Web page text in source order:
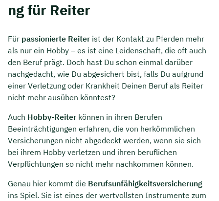
Finanzen
Über Uns
Kontakt
ng für Reiter
Für passionierte Reiter ist der Kontakt zu Pferden mehr
als nur ein Hobby – es ist eine Leidenschaft, die oft auch
den Beruf prägt. Doch hast Du schon einmal darüber
nachgedacht, wie Du abgesichert bist, falls Du aufgrund
einer Verletzung oder Krankheit Deinen Beruf als Reiter
nicht mehr ausüben könntest?
Auch Hobby-Reiter können in ihren Berufen
Beeinträchtigungen erfahren, die von herkömmlichen
Versicherungen nicht abgedeckt werden, wenn sie sich
bei ihrem Hobby verletzen und ihren beruflichen
Verpflichtungen so nicht mehr nachkommen können.
Genau hier kommt die Berufsunfähigkeitsversicherung
ins Spiel. Sie ist eines der wertvollsten Instrumente zum